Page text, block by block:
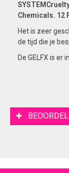
Chemicals. 12
Het is zeer
de tijd die je
De GELFX is